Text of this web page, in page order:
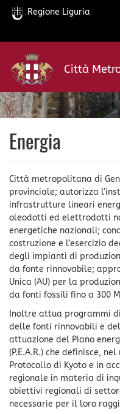
Salta
contenuto
principale
Regione Liguria
Città
Energia
Città metropolitana di
provinciale; autorizza
infrastrutture lineari
oleodotti ed elettrodotti
energetiche nazionali;
costruzione e l’esercizio
degli impianti di
da fonte rinnovabile;
Unica (AU) per la
da fonti fossili fino a 300
Inoltre attua programmi
delle fonti rinnovabili e
attuazione del Piano
(P.E.A.R.) che definisce,
Protocollo di Kyoto e in
regionale in materia di
obiettivi regionali di
necessarie per il loro